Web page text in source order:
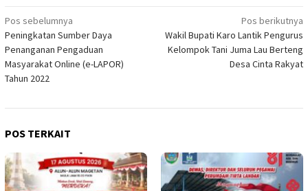
Navigasi
pos
Pos sebelumnya
Peningkatan Sumber Daya
Penanganan Pengaduan
Masyarakat Online (e-LAPOR)
Tahun 2022
Pos berikutnya
Wakil Bupati Karo Lantik Pengurus
Kelompok Tani Juma Lau Berteng
Desa Cinta Rakyat
POS TERKAIT